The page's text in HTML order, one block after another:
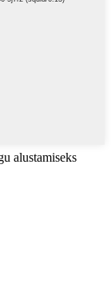
alustamiseks